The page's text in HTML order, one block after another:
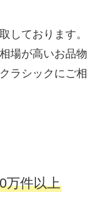
しております。
場が高いお品物
ラシックにご相
万件以上